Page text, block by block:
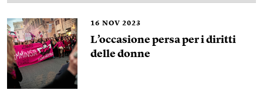
16 NOV 2023
L’occasione persa per i diritti
delle donne